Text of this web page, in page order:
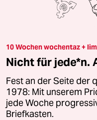
10 Wochen wochentaz +
Nicht für jede*n.
Fest an der Seite der
1978: Mit unserem
jede Woche
Briefkasten.